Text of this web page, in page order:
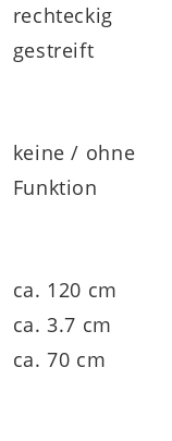
rechteckig
gestreift
keine / ohne
Funktion
ca. 120 cm
ca. 3.7 cm
ca. 70 cm